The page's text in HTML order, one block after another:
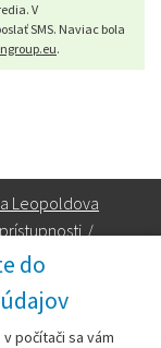
do
počítači sa vám
V
SMS. Naviac bola
.
Leopoldova
/